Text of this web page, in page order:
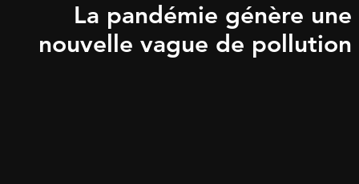
La pandémie génère une
nouvelle vague de pollution